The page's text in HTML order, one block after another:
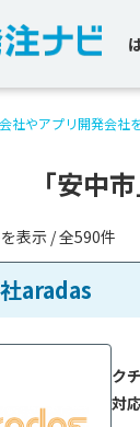
社やアプリ開発会社
「安中
表示 / 全590件
aradas
ク
対